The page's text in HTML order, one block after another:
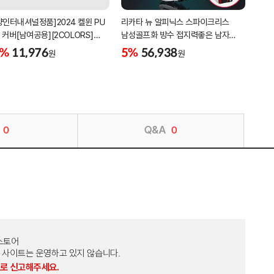
인터내셔널정품]2024 켈윈 PU
커버[남여공용][2COLORS]
PC320]
11,976원
리카타 뉴 알피닉스 스파이크리스
남성골프화 방수 접지력좋은 남자
골프신발 C27102/신발가방제공
5% 56,938원
0 Q&A 0
어
이트는 운영하고 있지 않습니다.
신고해주세요.